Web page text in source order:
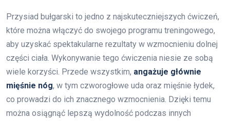
Przysiad bułgarski to jedno z najskuteczniejszych ćwiczeń,
które można włączyć do swojego programu treningowego,
aby uzyskać spektakularne rezultaty w wzmocnieniu dolnej
części ciała. Wykonywanie tego ćwiczenia niesie ze sobą
wiele korzyści. Przede wszystkim, angażuje głównie
mięśnie nóg, w tym czworogłowe uda oraz mięśnie łydek,
co prowadzi do ich znacznego wzmocnienia. Dzięki temu
można osiągnąć lepszą wydolność podczas innych